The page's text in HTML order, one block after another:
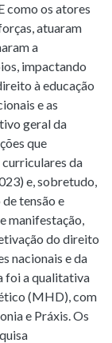
como os atores
atuaram
a
impactando
à educação
e as
geral da
que
da
e, sobretudo,
tensão e
manifestação,
do direito
nacionais e da
foi a qualitativa
(MHD), com
e Práxis. Os